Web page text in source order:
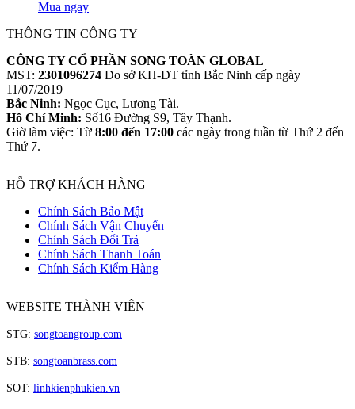
Mua ngay
THÔNG TIN CÔNG TY
CÔNG TY CỔ PHẦN SONG TOÀN GLOBAL
MST: 2301096274 Do sở KH-ĐT tỉnh Bắc Ninh cấp ngày
11/07/2019
Bắc Ninh: Ngọc Cục, Lương Tài.
Hồ Chí Minh: Số16 Đường S9, Tây Thạnh.
Giờ làm việc: Từ 8:00 đến 17:00 các ngày trong tuần từ Thứ 2 đến
Thứ 7.
HỖ TRỢ KHÁCH HÀNG
Chính Sách Bảo Mật
Chính Sách Vận Chuyển
Chính Sách Đổi Trả
Chính Sách Thanh Toán
Chính Sách Kiểm Hàng
WEBSITE THÀNH VIÊN
STG: songtoangroup.com
STB: songtoanbrass.com
SOT: linhkienphukien.vn